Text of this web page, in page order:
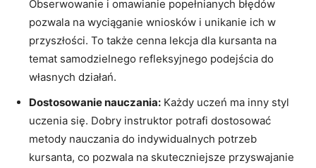
⁢Obserwowanie ‍i omawianie popełnianych błędów‍
pozwala‌ na wyciąganie wniosków i unikanie ich w
przyszłości.‍ To ‌także cenna lekcja dla kursanta na⁣
temat samodzielnego refleksyjnego podejścia do
własnych działań.
Dostosowanie nauczania: Każdy ⁢uczeń ma​ inny ‍styl
⁢uczenia się. ⁣Dobry instruktor potrafi dostosować
metody nauczania do ⁢indywidualnych potrzeb
kursanta, co pozwala na skuteczniejsze ​przyswajanie